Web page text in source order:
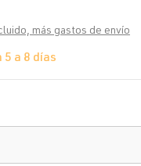
más gastos de envío
a 8 días